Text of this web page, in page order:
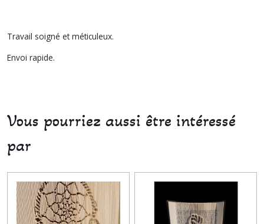
Travail soigné et méticuleux.
Envoi rapide.
Vous pourriez aussi être intéressé
par